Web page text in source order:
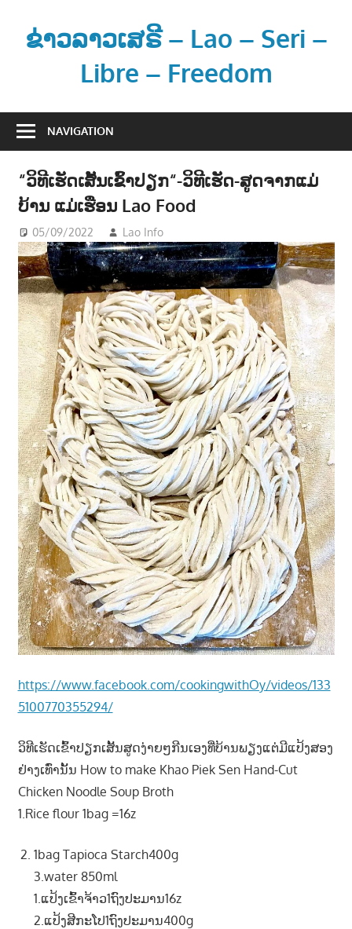
contentຂ່າວລາວເສຣີ – Lao – Seri –
Libre – Freedom
າ
ະ
ຂໍ້
ມູ
ນ
ຂ່
າ
ວ
ສ
າ
ນ
NAVIGATION
“ວິທີເຮັດເສັ້ນເຂົ້າປຽກ“-ວິທີເຮັດ-ສູດຈາກແມ່
ບ້ານ ແມ່ເຮືອນ Lao Food
05/09/2022 Lao Info
https://www.facebook.com/cookingwithOy/videos/133
5100770355294/
ວິທີເຮັດເຂົ້າປຽກເສັ້ນສູດງ່າຍໆກີນເອງທີ່ບ້ານພຽງແຕ່ມີແປ້ງສອງ
ຢ່າງເທົ່ານັ້ນ How to make Khao Piek Sen Hand-Cut
Chicken Noodle Soup Broth
1.Rice flour 1bag =16z
1bag Tapioca Starch400g
3.water 850ml
1.ແປ້ງເຂົ້າຈ້າວ1ຖົງປະມານ16z
2.ແປ້ງສີກະໂປ1ຖົງປະມານ400g